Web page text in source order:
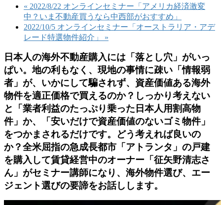
« 2022/8/22 オンラインセミナー「アメリカ経済激変
中？いま不動産買うなら中西部がおすすめ」
2022/10/5 オンラインセミナー「オーストラリア・アデ
レード特選物件紹介」 »
日本人の海外不動産購入には「落とし穴」がいっ
ぱい。地の利もなく、現地の事情に疎い「情報弱
者」が、いかにして騙されず、資産価値ある海外
物件を適正価格で買えるのか？しっかり考えない
と「業者利益のたっぷり乗った日本人用割高物
件」か、「安いだけで資産価値のないゴミ物件」
をつかまされるだけです。どう考えれば良いの
か？全米屈指の急成長都市「アトランタ」の戸建
を購入して賃貸経営中のオーナー「征矢野清志さ
ん」がセミナー講師になり、海外物件選び、エー
ジェント選びの要諦をお話しします。